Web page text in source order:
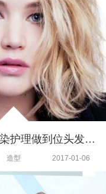
来呀染发呀，烫染护理做到位头发美到会发光！一起甩掉黑长直！
造型 2017-01-06